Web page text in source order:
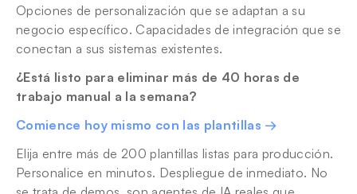
Opciones de personalización que se adaptan a su
negocio específico. Capacidades de integración que se
conectan a sus sistemas existentes.
¿Está listo para eliminar más de 40 horas de
trabajo manual a la semana?
Comience hoy mismo con las plantillas →
Elija entre más de 200 plantillas listas para producción.
Personalice en minutos. Despliegue de inmediato. No